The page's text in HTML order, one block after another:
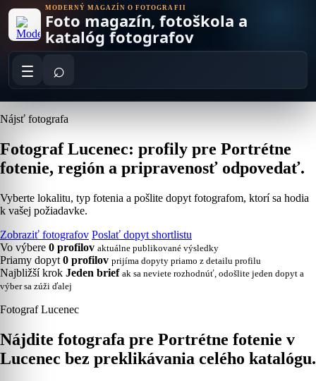
content
MODERNÝ MAGAZÍN O FOTOGRAFII
Foto magazín, fotoškola a
katalóg fotografov
⌕
Nájsť fotografa
Fotograf Lucenec: profily pre Portrétne
fotenie, región a pripravenosť odpovedať.
Vyberte lokalitu, typ fotenia a pošlite dopyt fotografom, ktorí sa hodia
k vašej požiadavke.
Zobraziť fotografov Poslať dopyt shortlistu
Vo výbere 0 profilov aktuálne publikované výsledky
Priamy dopyt 0 profilov prijíma dopyty priamo z detailu profilu
Najbližší krok Jeden brief ak sa neviete rozhodnúť, odošlite jeden dopyt a
výber sa zúži ďalej
Fotograf Lucenec
Nájdite fotografa pre Portrétne fotenie v
Lucenec bez preklikávania celého katalógu.